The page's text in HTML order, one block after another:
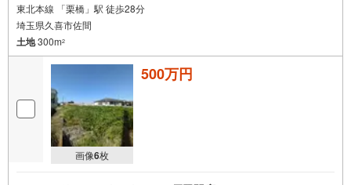
東北本線 「栗橋」駅 徒歩28分
埼玉県久喜市佐間
土地300m2
画像6枚
500万円